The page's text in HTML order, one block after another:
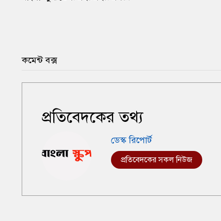
কমেন্ট বক্স
প্রতিবেদকের তথ্য
ডেস্ক রিপোর্ট
প্রতিবেদকের সকল নিউজ